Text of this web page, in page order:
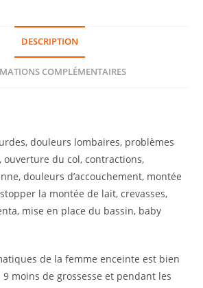
DESCRIPTION
COMPLÉMENTAIRES
douleurs lombaires, problèmes
ouverture du col, contractions,
douleurs d’accouchement, montée
la montée de lait, crevasses,
mise en place du bassin, baby
de la femme enceinte est bien
moins de grossesse et pendant les